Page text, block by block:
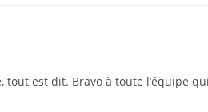
tout est dit. Bravo à toute l’équipe